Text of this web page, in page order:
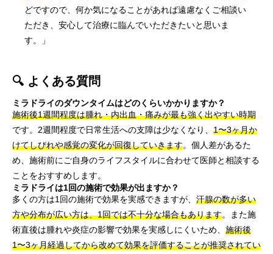
どですので、何か気になることがあれば遠慮なくご相談い
ただき、安心して治療に臨んでいただきたいと思いま
す。」
🔍 よくある質問
ミラドライのダウンタイムはどのくらいかかりますか？
施術後1週間程度は腫れ・内出血・痛みが最も強く出やすい時期
です。2週間程度で日常生活への支障は少なくなり、 1〜3ヶ月か
けてしびれや感覚の変化が回復していきます。個人差があるた
め、施術前にご自身のライフスタイルに合わせて医師と相談する
ことをおすすめします。
ミラドライは1回の施術で効果が出ますか？
多くの方は1回の施術で効果を実感できますが、 汗腺の数が多い
方や分布が広い方は、1回では不十分な場合もあります。また施
術直後は腫れや炎症の影響で効果を実感しにくいため、 施術後
1〜3ヶ月経過してから改めて効果を評価することが推奨されてい